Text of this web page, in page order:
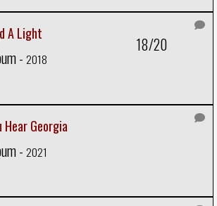
A Light
- 2018
18/20
Hear Georgia
- 2021